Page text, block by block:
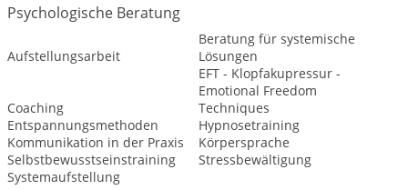
Psychologische Beratung
Aufstellungsarbeit
Beratung für systemische
Lösungen
Coaching
EFT - Klopfakupressur -
Emotional Freedom
Techniques
Entspannungsmethoden
Hypnosetraining
Kommunikation in der Praxis
Körpersprache
Selbstbewusstseinstraining
Stressbewältigung
Systemaufstellung